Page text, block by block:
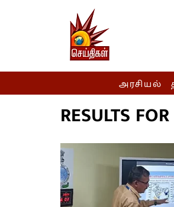
அரசியல்
RESULTS